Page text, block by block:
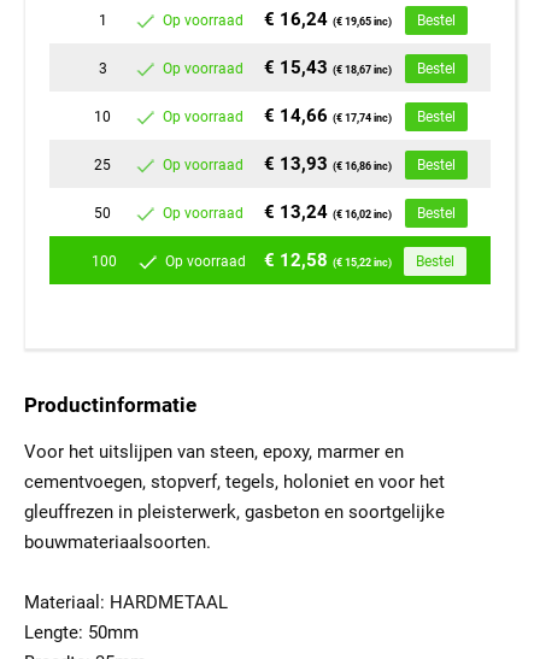
1 Op voorraad € 16,24(€ 19,65 inc) Bestel
3 Op voorraad € 15,43(€ 18,67 inc) Bestel
10 Op voorraad € 14,66(€ 17,74 inc) Bestel
25 Op voorraad € 13,93(€ 16,86 inc) Bestel
50 Op voorraad € 13,24(€ 16,02 inc) Bestel
100 Op voorraad € 12,58(€ 15,22 inc) Bestel
Productinformatie
Voor het uitslijpen van steen, epoxy, marmer en
cementvoegen, stopverf, tegels, holoniet en voor het
gleuffrezen in pleisterwerk, gasbeton en soortgelijke
bouwmateriaalsoorten.
Materiaal: HARDMETAAL
Lengte: 50mm